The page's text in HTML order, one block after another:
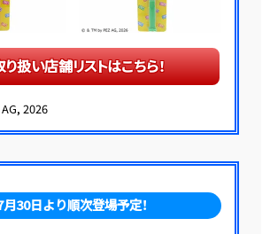
扱い店舗リストはこちら！
2026
月30日より順次登場予定！